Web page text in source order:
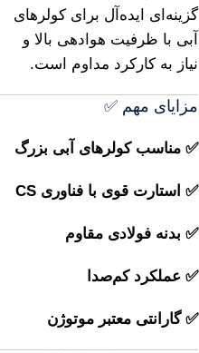
گزینه‌ای ایده‌آل برای کولرهای
آبی با ظرفیت هوادهی بالا و
نیاز به کارکرد مداوم است.
مزایای مهم ✅
✅ مناسب کولرهای آبی بزرگ
✅ استارت قوی با فناوری CS
✅ بدنه فولادی مقاوم
✅ عملکرد کم‌صدا
✅ گارانتی معتبر موتوژن